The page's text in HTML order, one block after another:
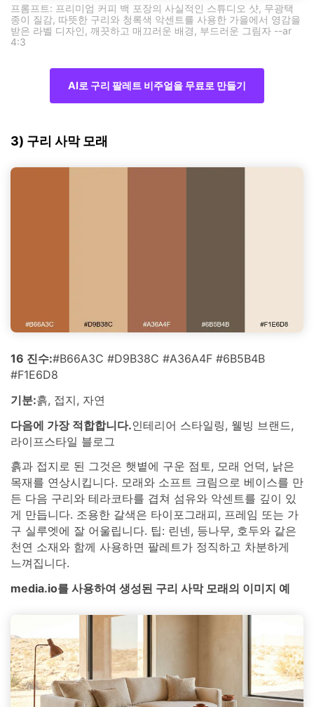
프롬프트: 프리미엄 커피 백 포장의 사실적인 스튜디오 샷, 무광택
종이 질감, 따뜻한 구리와 청록색 악센트를 사용한 가을에서 영감을
받은 라벨 디자인, 깨끗하고 매끄러운 배경, 부드러운 그림자 --ar
4:3
AI로 구리 팔레트 비주얼을 무료로 만들기
3) 구리 사막 모래
16 진수:#B66A3C #D9B38C #A36A4F #6B5B4B
#F1E6D8
기분:흙, 접지, 자연
다음에 가장 적합합니다.인테리어 스타일링, 웰빙 브랜드,
라이프스타일 블로그
흙과 접지로 된 그것은 햇볕에 구운 점토, 모래 언덕, 낡은
목재를 연상시킵니다. 모래와 소프트 크림으로 베이스를 만
든 다음 구리와 테라코타를 겹쳐 섬유와 악센트를 깊이 있
게 만듭니다. 조용한 갈색은 타이포그래피, 프레임 또는 가
구 실루엣에 잘 어울립니다. 팁: 린넨, 등나무, 호두와 같은
천연 소재와 함께 사용하면 팔레트가 정직하고 차분하게
느껴집니다.
media.io를 사용하여 생성된 구리 사막 모래의 이미지 예